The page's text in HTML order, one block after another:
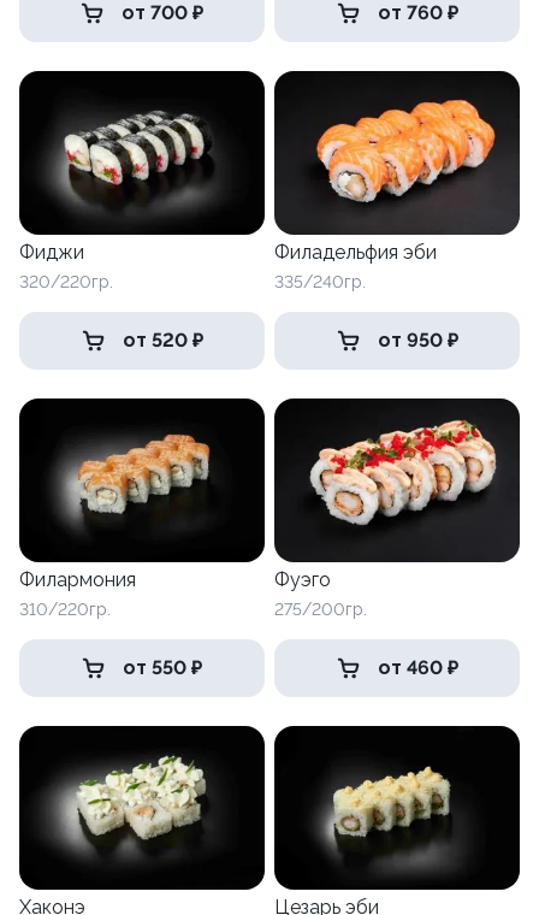
от 700 ₽ от 760 ₽
Фиджи
320/220гр.
от 520 ₽
Филадельфия эби
335/240гр.
от 950 ₽
Филармония
310/220гр.
от 550 ₽
Фуэго
275/200гр.
от 460 ₽
Хаконэ Цезарь эби